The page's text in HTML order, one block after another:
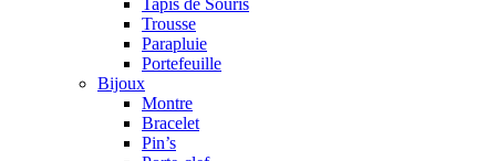
Tapis de Souris
Trousse
Parapluie
Portefeuille
Bijoux
Montre
Bracelet
Pin’s